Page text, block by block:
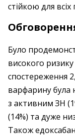
стійкою для всіх
Було
високого ризику
спостереження
варфарину була
з активним ЗН
(14%) та дуже
Також